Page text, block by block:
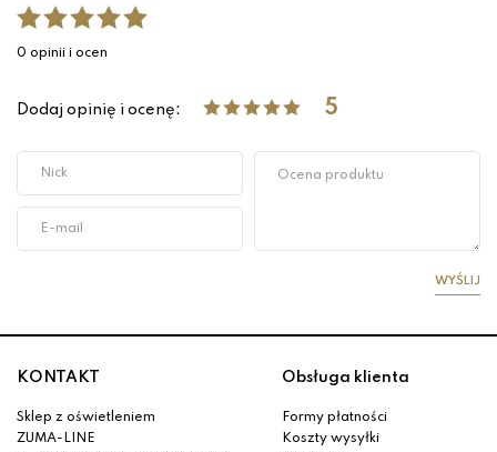
0 opinii i ocen
Dodaj opinię i ocenę: 5
WYŚLIJ
KONTAKT
Sklep z oświetleniem
ZUMA-LINE
Obsługa klienta
Formy płatności
Koszty wysyłki